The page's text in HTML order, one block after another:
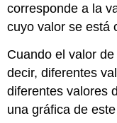
corresponde a la
cuyo valor se está
Cuando el valor de
decir, diferentes
diferentes valores
una gráfica de